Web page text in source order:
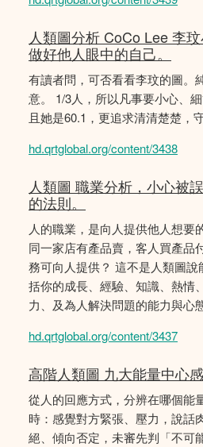
人類圖分析 CoCo Lee 李
做好他人眼中的自己。
有讀者問，可否看看李玟的圖。
意。 1/3人，所以凡事要小心、
且她是60.1，更追求清清楚楚，
hd.qrtglobal.org/content/3438
人類圖 職業分析，小心被
的法則。
人的職業，是向人提供他人想要
同一家店有產品賣，客人買產品
務可向人提供？ 這不是人類圖
括你的成長、經驗、知識、熱情
力、及為人解決問題的能力與心態
hd.qrtglobal.org/content/3437
高階人類圖 九大能量中心
從人的回應方式，分辨在哪個能
時：感覺對方緊張、壓力，說話
絕、傾向否定，未審先判「不可